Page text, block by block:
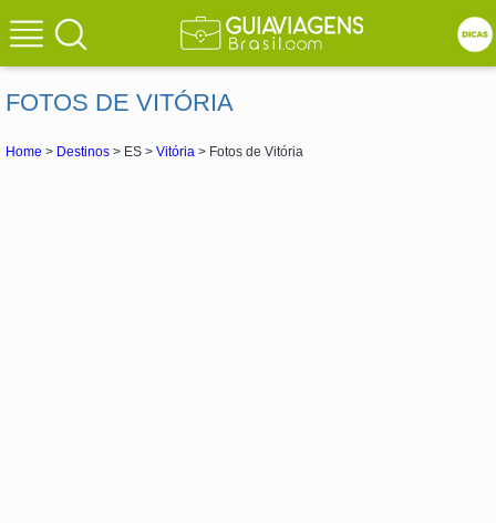
FOTOS DE VITÓRIA
Home > Destinos > ES > Vitória > Fotos de Vitória